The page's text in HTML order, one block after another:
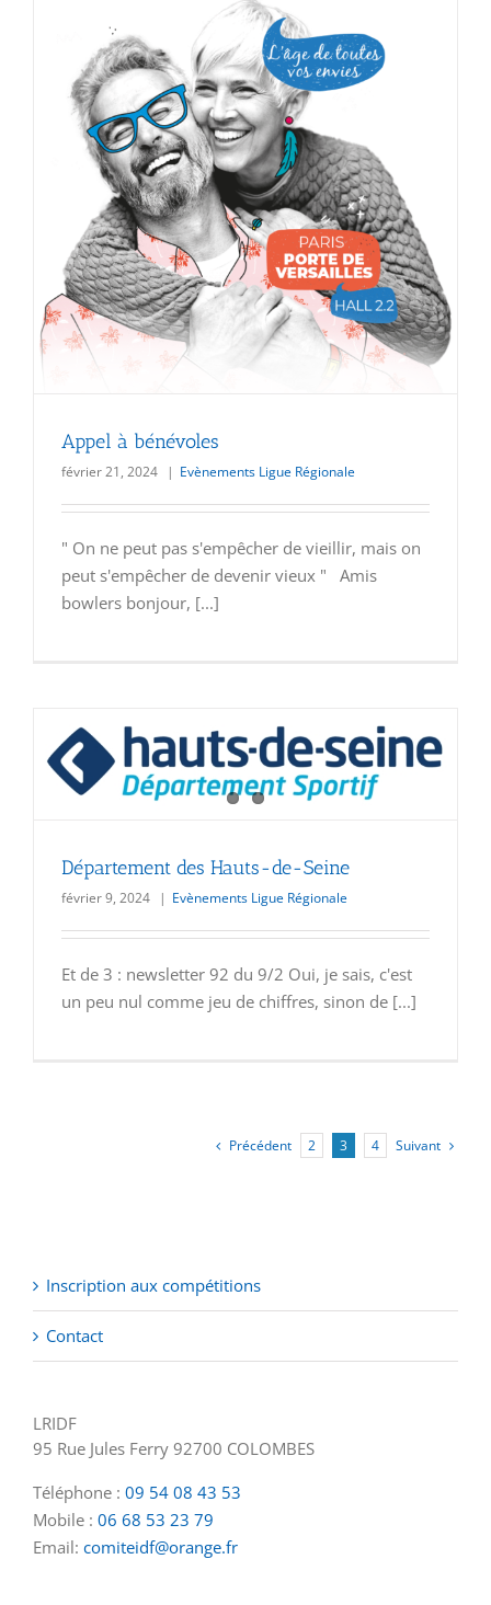
Appel à bénévoles
février 21, 2024 | Evènements Ligue Régionale
" On ne peut pas s'empêcher de vieillir, mais on
peut s'empêcher de devenir vieux " Amis
bowlers bonjour, [...]
Département des Hauts-de-Seine
février 9, 2024 | Evènements Ligue Régionale
Et de 3 : newsletter 92 du 9/2 Oui, je sais, c'est
un peu nul comme jeu de chiffres, sinon de [...]
Précédent 2 3 4 Suivant
Inscription aux compétitions
Contact
LRIDF
95 Rue Jules Ferry 92700 COLOMBES
Téléphone : 09 54 08 43 53
Mobile : 06 68 53 23 79
Email: comiteidf@orange.fr